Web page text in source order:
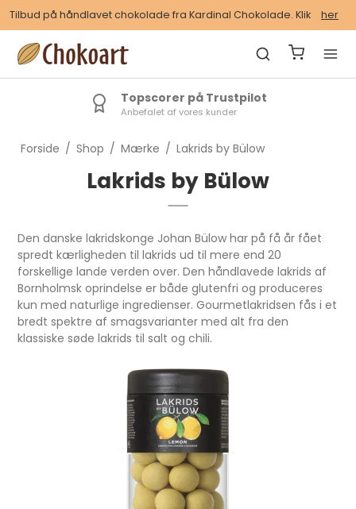
Tilbud på håndlavet chokolade fra Kardinal Chokolade. Klik her
Topscorer på Trustpilot
Anbefalet af vores kunder
Forside / Shop / Mærke / Lakrids by Bülow
Lakrids by Bülow
Den danske lakridskonge Johan Bülow har på få år fået
spredt kærligheden til lakrids ud til mere end 20
forskellige lande verden over. Den håndlavede lakrids af
Bornholmsk oprindelse er både glutenfri og produceres
kun med naturlige ingredienser. Gourmetlakridsen fås i et
bredt spektre af smagsvarianter med alt fra den
klassiske søde lakrids til salt og chili.